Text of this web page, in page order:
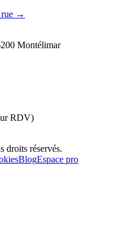
rue →
Montélimar
RDV)
droits réservés.
BlogEspace pro